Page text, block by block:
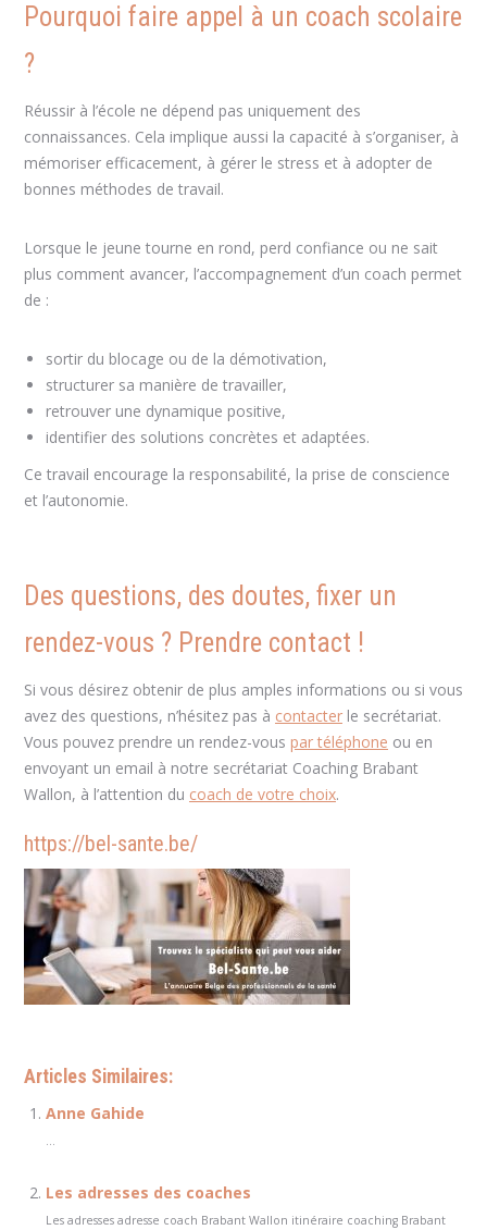
Pourquoi faire appel à un coach scolaire
?
Réussir à l’école ne dépend pas uniquement des
connaissances. Cela implique aussi la capacité à s’organiser, à
mémoriser efficacement, à gérer le stress et à adopter de
bonnes méthodes de travail.
Lorsque le jeune tourne en rond, perd confiance ou ne sait
plus comment avancer, l’accompagnement d’un coach permet
de :
sortir du blocage ou de la démotivation,
structurer sa manière de travailler,
retrouver une dynamique positive,
identifier des solutions concrètes et adaptées.
Ce travail encourage la responsabilité, la prise de conscience
et l’autonomie.
Des questions, des doutes, fixer un
rendez-vous ? Prendre contact !
Si vous désirez obtenir de plus amples informations ou si vous
avez des questions, n’hésitez pas à contacter le secrétariat.
Vous pouvez prendre un rendez-vous par téléphone ou en
envoyant un email à notre secrétariat Coaching Brabant
Wallon, à l’attention du coach de votre choix.
https://bel-sante.be/
Articles Similaires:
Anne Gahide
...
Les adresses des coaches
Les adresses adresse coach Brabant Wallon itinéraire coaching Brabant